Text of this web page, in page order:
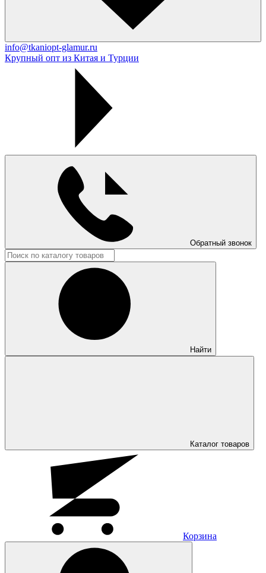
info@tkaniopt-glamur.ru
Крупный опт из Китая и Турции
Обратный звонок
Найти
Каталог товаров
Корзина